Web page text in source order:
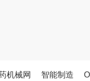
机械网 智能制造